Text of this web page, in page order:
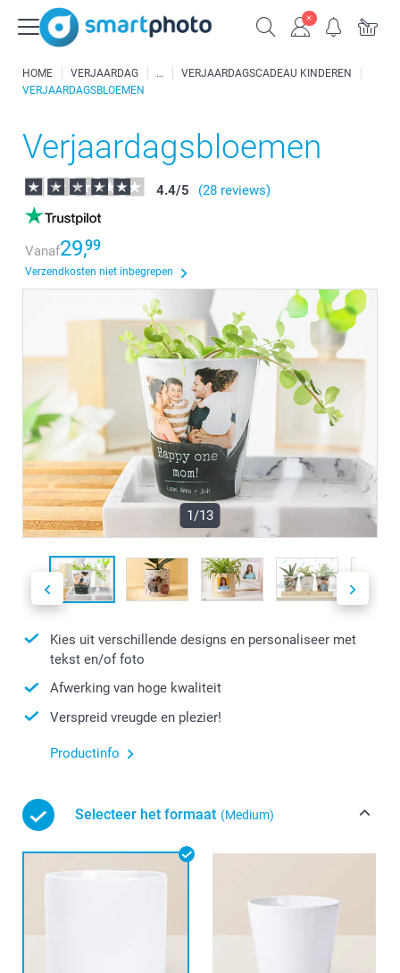
HOME VERJAARDAG
VERJAARDAGSCADEAU KINDEREN
VERJAARDAGSBLOEMEN
Verjaardagsbloemen
4.4/5 (28 reviews)
Vanaf29,99
Verzendkosten niet inbegrepen
1/13
Kies uit verschillende designs en personaliseer met
tekst en/of foto
Afwerking van hoge kwaliteit
Verspreid vreugde en plezier!
Productinfo
Selecteer het formaat (Medium)